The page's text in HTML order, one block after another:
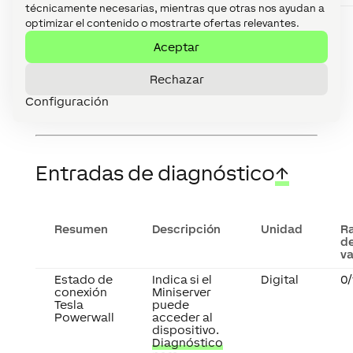
técnicamente necesarias, mientras que otras nos ayudan a
optimizar el contenido o mostrarte ofertas relevantes.
Aceptar
Rechazar
Configuración
Energía solar
producida
Energía solar
total
producida.
Entradas de diagnóstico↑
Resumen Descripción Unidad
Estado de
conexión
Tesla
Powerwall
Indica si el
Miniserver
puede
acceder al
dispositivo.
Diagnóstico
Digital 0/